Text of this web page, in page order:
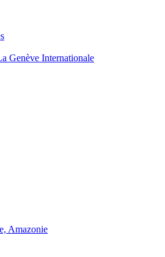
Genève Internationale
Amazonie